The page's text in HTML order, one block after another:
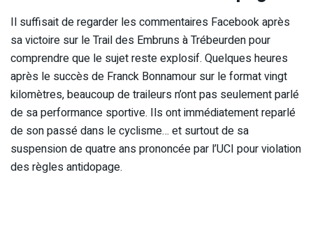
Il suffisait de regarder les commentaires Facebook après
sa victoire sur le Trail des Embruns à Trébeurden pour
comprendre que le sujet reste explosif. Quelques heures
après le succès de Franck Bonnamour sur le format vingt
kilomètres, beaucoup de traileurs n’ont pas seulement parlé
de sa performance sportive. Ils ont immédiatement reparlé
de son passé dans le cyclisme… et surtout de sa
suspension de quatre ans prononcée par l’UCI pour violation
des règles antidopage.